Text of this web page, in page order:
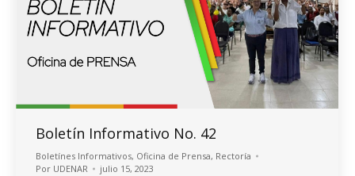
Boletín Informativo No. 42
Boletínes Informativos, Oficina de Prensa, Rectoría
Por UDENAR julio 15, 2023